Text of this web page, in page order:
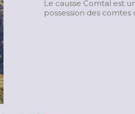
Le causse Comtal est
possession des comtes